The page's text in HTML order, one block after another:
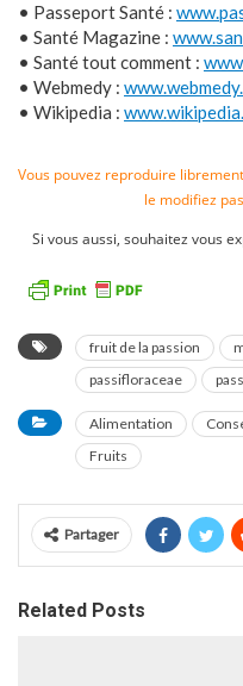
• Passeport Santé :
• Santé Magazine :
• Santé tout comment :
• Webmedy :
• Wikipedia :
Vous pouvez reproduire
le modifiez
Si vous aussi, souhaitez vous
fruit de la passion
passifloraceae
Alimentation
Fruits
Partager
Related Posts